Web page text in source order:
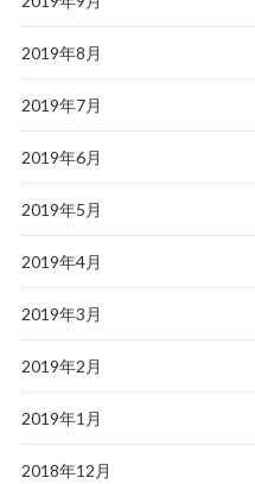
2019年8月
2019年7月
2019年6月
2019年5月
2019年4月
2019年3月
2019年2月
2019年1月
2018年12月